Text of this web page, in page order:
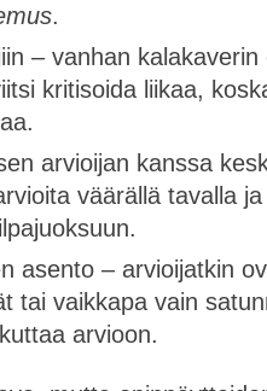
.
– vanhan
kritisoida liikaa,
arvioijan kanssa
väärällä tavalla
asento – arvioijatkin
tai vaikkapa vain
arvioon.